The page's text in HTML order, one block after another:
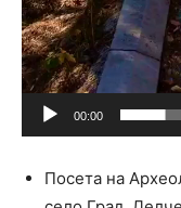
00:00
Посета на